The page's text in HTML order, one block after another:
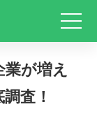
が増え
査！